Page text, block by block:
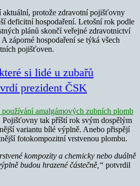
aktuální, protože zdravotní pojišťovny
deficitní hospodaření. Letošní rok podle
plánů skončí veřejné zdravotnictví
záporné hospodaření se týká všech
pojišťoven.
si lidé u zubařů
prezident ČSK
používání amalgámových zubních plomb
Pojišťovny tak příští rok svým dospělým
variantu bílé výplně. Anebo přispějí
fotokompozitní vrstvenou plombu.
kompozity a chemicky nebo duálně
budou hrazené částečně,“ potvrdil